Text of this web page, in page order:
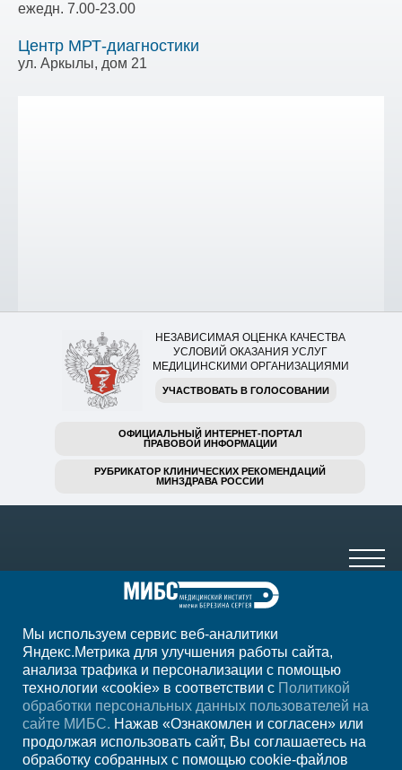
ежедн. 7.00-23.00
Центр МРТ-диагностики
ул. Аркылы, дом 21
НЕЗАВИСИМАЯ ОЦЕНКА КАЧЕСТВА
УСЛОВИЙ ОКАЗАНИЯ УСЛУГ
МЕДИЦИНСКИМИ ОРГАНИЗАЦИЯМИ
УЧАСТВОВАТЬ В ГОЛОСОВАНИИ
ОФИЦИАЛЬНЫЙ ИНТЕРНЕТ-ПОРТАЛ
ПРАВОВОЙ ИНФОРМАЦИИ
РУБРИКАТОР КЛИНИЧЕСКИХ РЕКОМЕНДАЦИЙ
МИНЗДРАВА РОССИИ
+7(8552)231-200
ежедн. 7.00-23.00
РегионНабережные Челны
Мы используем сервис веб-аналитики
Яндекс.Метрика для улучшения работы сайта,
анализа трафика и персонализации с помощью
технологии «cookie» в соответствии с Политикой
обработки персональных данных пользователей на
сайте МИБС. Нажав «Ознакомлен и согласен» или
продолжая использовать сайт, Вы соглашаетесь на
обработку собранных с помощью cookie-файлов